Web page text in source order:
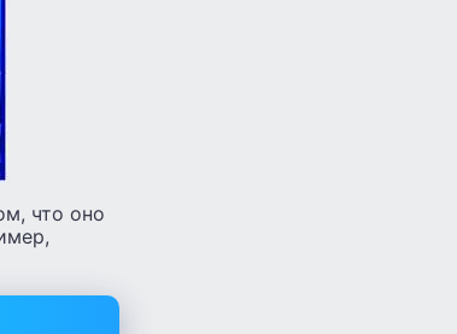
что оно